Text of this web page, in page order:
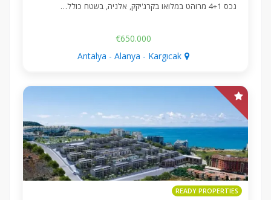
נכס 4+1 מרוהט במלואו בקרג'יקק, אלניה, בשטח כולל…
€650.000
Antalya - Alanya - Kargıcak
READY PROPERTIES